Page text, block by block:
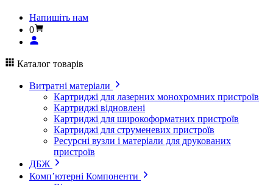
Напишіть нам
0
Каталог товарів
Витратні матеріали
Картриджі для лазерних монохромних пристроїв
Картриджі відновлені
Картриджі для широкоформатних пристроїв
Картриджі для струменевих пристроїв
Ресурсні вузли і матеріали для друкованих
пристроїв
ДБЖ
Комп’ютерні Компоненти